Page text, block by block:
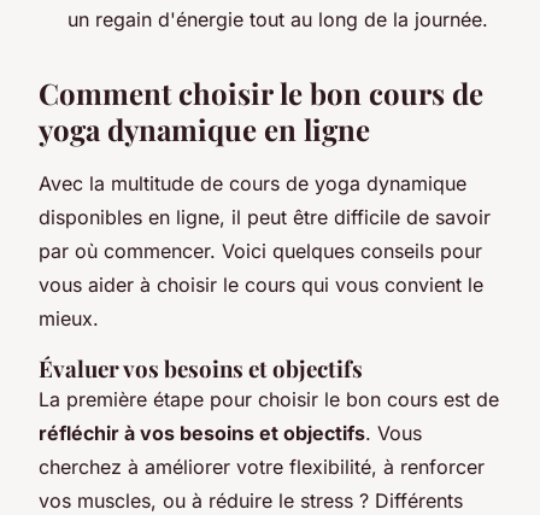
un regain d'énergie tout au long de la journée.
Comment choisir le bon cours de
yoga dynamique en ligne
Avec la multitude de cours de yoga dynamique
disponibles en ligne, il peut être difficile de savoir
par où commencer. Voici quelques conseils pour
vous aider à choisir le cours qui vous convient le
mieux.
Évaluer vos besoins et objectifs
La première étape pour choisir le bon cours est de
réfléchir à vos besoins et objectifs. Vous
cherchez à améliorer votre flexibilité, à renforcer
vos muscles, ou à réduire le stress ? Différents